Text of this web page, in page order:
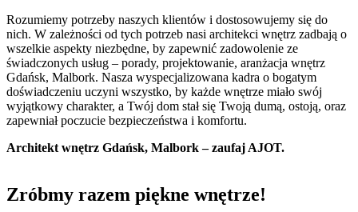
Rozumiemy potrzeby naszych klientów i dostosowujemy się do
nich. W zależności od tych potrzeb nasi architekci wnętrz zadbają o
wszelkie aspekty niezbędne, by zapewnić zadowolenie ze
świadczonych usług – porady, projektowanie, aranżacja wnętrz
Gdańsk, Malbork. Nasza wyspecjalizowana kadra o bogatym
doświadczeniu uczyni wszystko, by każde wnętrze miało swój
wyjątkowy charakter, a Twój dom stał się Twoją dumą, ostoją, oraz
zapewniał poczucie bezpieczeństwa i komfortu.
Architekt wnętrz Gdańsk, Malbork – zaufaj AJOT.
Zróbmy razem piękne wnętrze!